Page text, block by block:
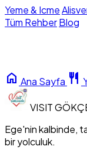
Yeme & Icme
Tüm RehberBlog
home Ana Sayfa restaurant
VISIT
Ege'nin kalbinde,
bir yolculuk.